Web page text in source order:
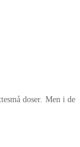
doser. Men i de